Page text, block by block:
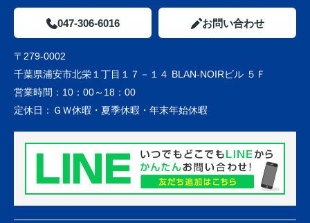
047-306-6016 お問い合わせ
〒279-0002
千葉県浦安市北栄１丁目１７－１４ BLAN-NOIRビル ５Ｆ
営業時間： 10：00～18：00
定休日： ＧＷ休暇・夏季休暇・年末年始休暇